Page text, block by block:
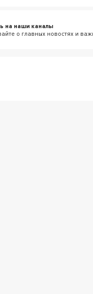
на наши каналы
о главных новостях и